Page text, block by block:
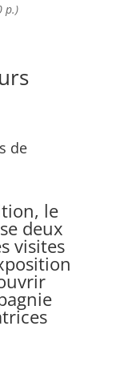
p.)
de
le
deux
visites